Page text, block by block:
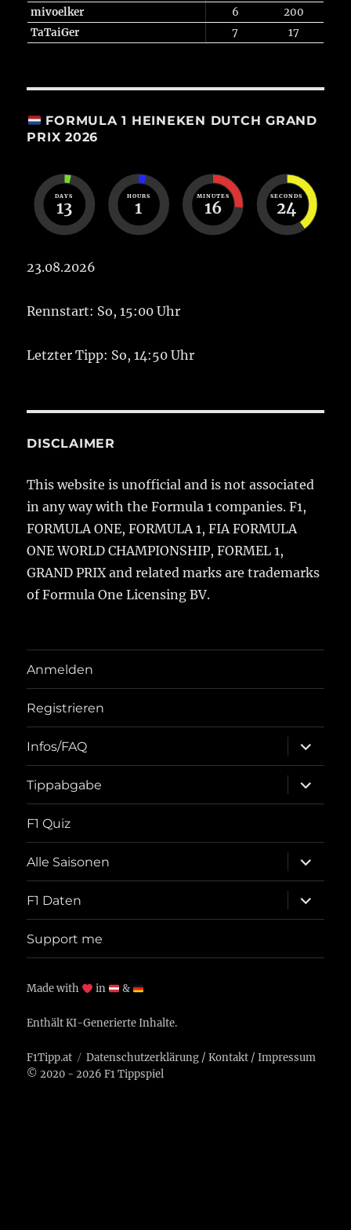
mivoelker
6
200
TaTaiGer
7 17
FORMULA 1 HEINEKEN DUTCH GRAND
PRIX 2026
DAYS
13
HOURS
1
MINUTES
16
SECONDS
23
23.08.2026
Rennstart: So, 15:00 Uhr
Letzter Tipp: So, 14:50 Uhr
DISCLAIMER
This website is unofficial and is not associated
in any way with the Formula 1 companies. F1,
FORMULA ONE, FORMULA 1, FIA FORMULA
ONE WORLD CHAMPIONSHIP, FORMEL 1,
GRAND PRIX and related marks are trademarks
of Formula One Licensing BV.
Anmelden
Registrieren
Infos/FAQ
öffnen
Tippabgabe
öffnen
F1 Quiz
Alle Saisonen
öffnen
F1 Daten
öffnen
Support me
Made with in &
Enthält KI-Generierte Inhalte.
F1Tipp.at Datenschutzerklärung /Kontakt /Impressum
© 2020 - 2026 F1 Tippspiel